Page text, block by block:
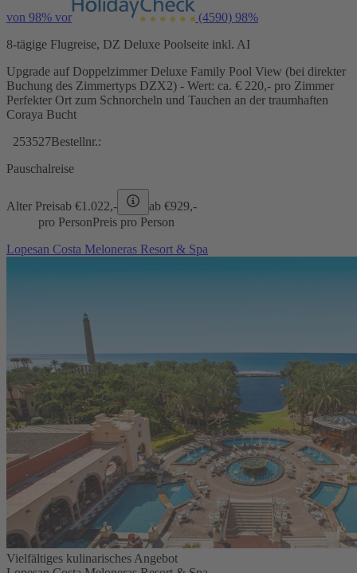
von 98% vor (4590) 98%
8-tägige Flugreise, DZ Deluxe Poolseite inkl. AI
Upgrade auf Doppelzimmer Deluxe Family Pool View (bei direkter
Buchung des Zimmertyps DZX2) - Wert: ca. € 220,- pro Zimmer
Perfekter Ort zum Schnorcheln und Tauchen an der traumhaften
Coraya Bucht
253527Bestellnr.:
Pauschalreise
Alter Preisab €1.022,- ab €929,-
pro PersonPreis pro Person
Lopesan Costa Meloneras Resort & Spa
Vielfältiges kulinarisches Angebot